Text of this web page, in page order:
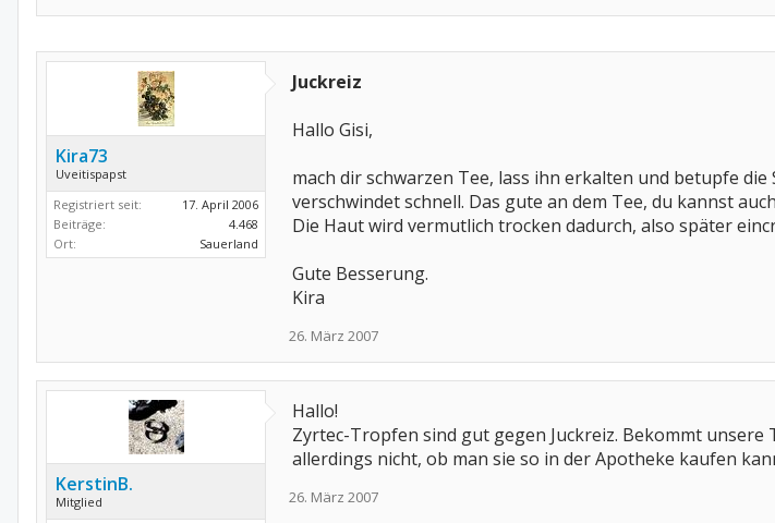
Kira73
Uveitispapst
Registriert seit:
17. April 2006
Beiträge:
4.468
Ort:
Sauerland
Juckreiz
Hallo Gisi,
mach dir schwarzen Tee, lass ihn erkalten und betupfe
verschwindet schnell. Das gute an dem Tee, du kannst
Die Haut wird vermutlich trocken dadurch, also später
Gute Besserung.
Kira
26. März 2007
KerstinB.
Mitglied
Hallo!
Zyrtec-Tropfen sind gut gegen Juckreiz. Bekommt
allerdings nicht, ob man sie so in der Apotheke kaufen
26. März 2007